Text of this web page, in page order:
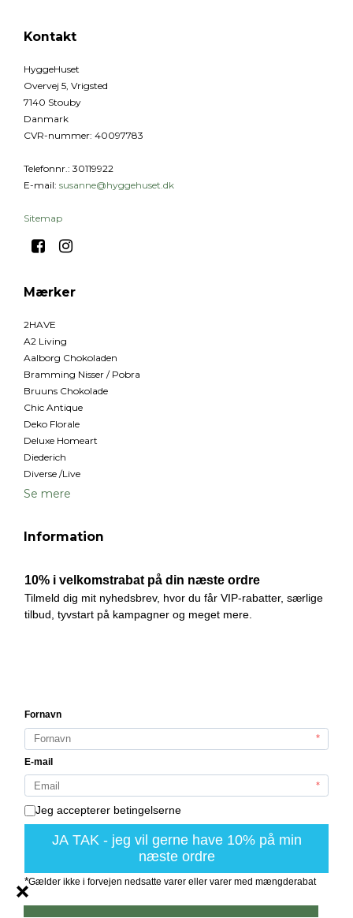
Kontakt
HyggeHuset
Overvej 5, Vrigsted
7140 Stouby
Danmark
CVR-nummer: 40097783
Telefonnr. : 30119922
E-mail: susanne@hyggehuset.dk
Sitemap
Mærker
2HAVE
A2 Living
Aalborg Chokoladen
Bramming Nisser / Pobra
Bruuns Chokolade
Chic Antique
Deko Florale
Deluxe Homeart
Diederich
Diverse /Live
Se mere
Information
Fragt og levering
Handelsbetingelser
Cookies
Jeg vil gerne tilmeldes nyhedsbrevet